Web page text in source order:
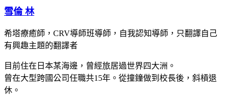
雪倫 林
希塔療癒師，CRV導師班導師，自我認知導師，只翻譯自己
有興趣主題的翻譯者
目前住在日本某海邊，曾經旅居過世界四大洲。
曾在大型跨國公司任職共15年。從撞鐘做到校長後，斜槓退
休。